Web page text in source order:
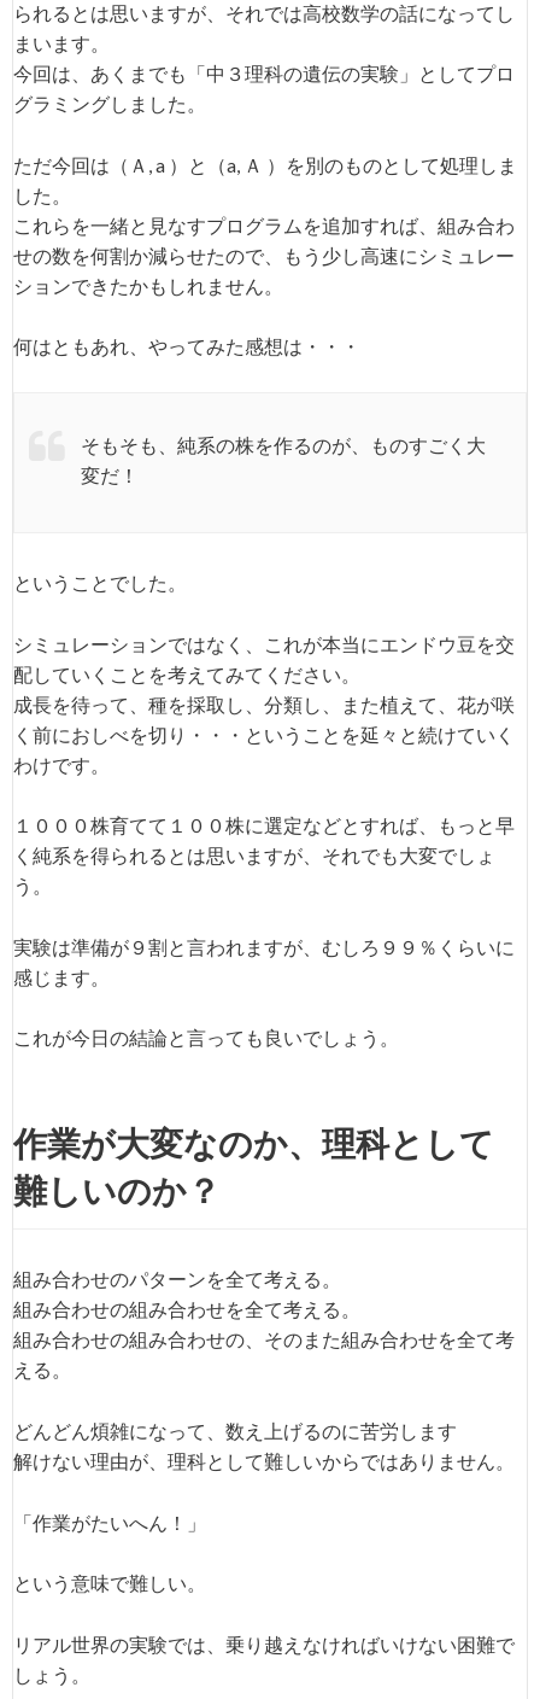
られるとは思いますが、それでは高校数学の話になってし
まいます。
今回は、あくまでも「中３理科の遺伝の実験」としてプロ
グラミングしました。
ただ今回は（Ａ, a ）と（a, Ａ ）を別のものとして処理しま
した。
これらを一緒と見なすプログラムを追加すれば、組み合わ
せの数を何割か減らせたので、もう少し高速にシミュレー
ションできたかもしれません。
何はともあれ、やってみた感想は・・・
そもそも、純系の株を作るのが、ものすごく大
変だ！
ということでした。
シミュレーションではなく、これが本当にエンドウ豆を交
配していくことを考えてみてください。
成長を待って、種を採取し、分類し、また植えて、花が咲
く前におしべを切り・・・ということを延々と続けていく
わけです。
１０００株育てて１００株に選定などとすれば、もっと早
く純系を得られるとは思いますが、それでも大変でしょ
う。
実験は準備が９割と言われますが、むしろ９９％くらいに
感じます。
これが今日の結論と言っても良いでしょう。
作業が大変なのか、理科として
難しいのか？
組み合わせのパターンを全て考える。
組み合わせの組み合わせを全て考える。
組み合わせの組み合わせの、そのまた組み合わせを全て考
える。
どんどん煩雑になって、数え上げるのに苦労します
解けない理由が、理科として難しいからではありません。
「作業がたいへん！」
という意味で難しい。
リアル世界の実験では、乗り越えなければいけない困難で
しょう。